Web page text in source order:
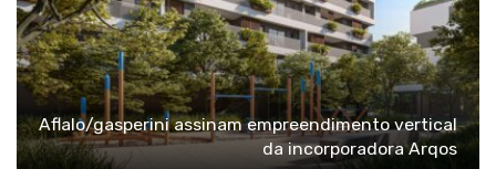
Aflalo/gasperini assinam empreendimento vertical
da incorporadora Arqos